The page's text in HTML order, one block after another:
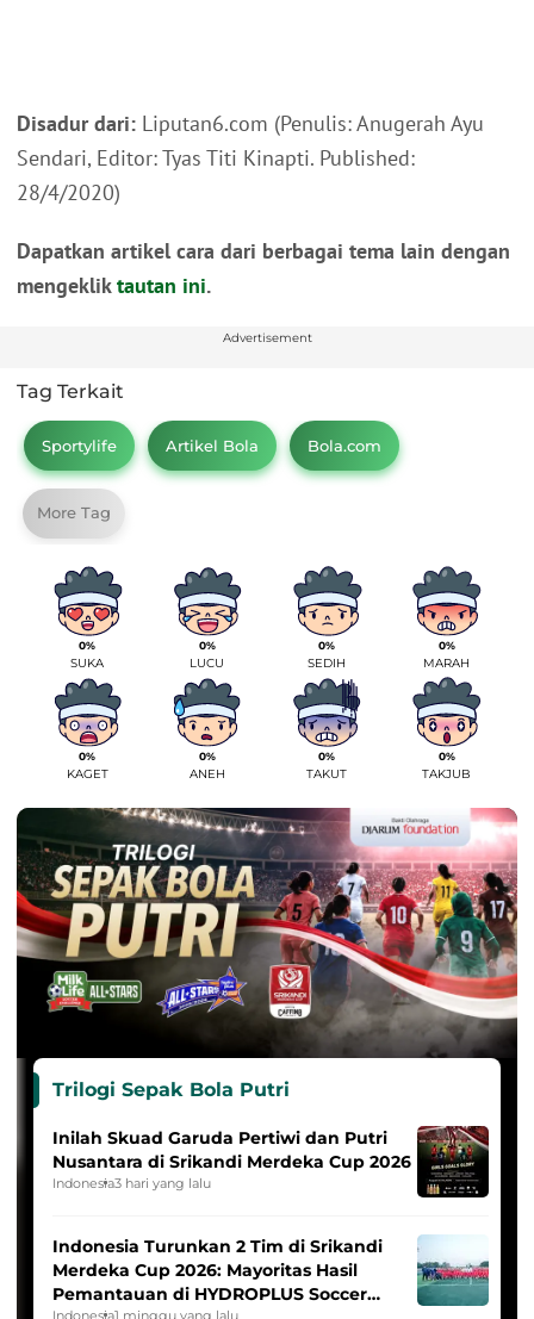
Disadur dari: Liputan6.com (Penulis: Anugerah Ayu
Sendari, Editor: Tyas Titi Kinapti. Published:
28/4/2020)
Dapatkan artikel cara dari berbagai tema lain dengan
mengekliktautan ini.
Advertisement
Tag Terkait
Sportylife Artikel Bola Bola.com
More Tag
0%
SUKA
0%
LUCU
0%
SEDIH
0%
MARAH
0%
KAGET
0%
ANEH
0%
TAKUT
0%
TAKJUB
Trilogi Sepak Bola Putri
Inilah Skuad Garuda Pertiwi dan Putri
Nusantara di Srikandi Merdeka Cup 2026
Indonesia3 hari yang lalu
Indonesia Turunkan 2 Tim di Srikandi
Merdeka Cup 2026: Mayoritas Hasil
Pemantauan di HYDROPLUS Soccer
Indonesia1 minggu yang lalu